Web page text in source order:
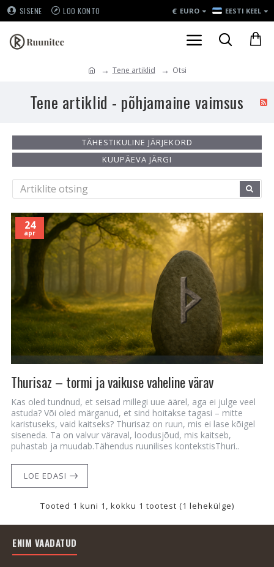
SISENE LOO KONTO € EURO EESTI KEEL
Tene artiklid Otsi
Tene artiklid - põhjamaine vaimsus
TÄHESTIKULINE JÄRJEKORD
KUUPÄEVA JÄRGI
24
apr
Thurisaz – tormi ja vaikuse vaheline värav
Kas oled tundnud, et seisad millegi uue äärel, aga ei julge veel
astuda? Või oled märganud, et sind hoitakse tagasi – mitte
karistuseks, vaid kaitseks? Thurisaz on ruun, mis ei lase kõigel
siseneda. Ta on valvur väraval, loodusjõud, mis kaitseb,
puhastab ja muudab.Tähendus ruunilises kontekstisThuri..
LOE EDASI
Tooted 1 kuni 1, kokku 1 tootest (1 lehekülge)
ENIM VAADATUD